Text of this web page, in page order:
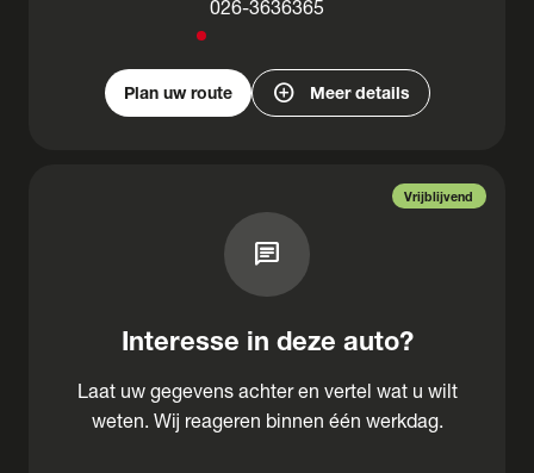
026-3636365
Plan uw route add_circle Meer details
Vrijblijvend
chat
Interesse in deze auto?
Laat uw gegevens achter en vertel wat u wilt
weten. Wij reageren binnen één werkdag.